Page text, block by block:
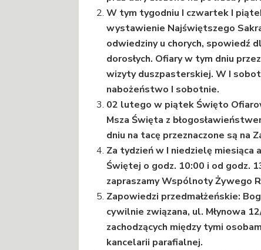
W tym tygodniu I czwartek I
wystawienie Najświętszego
odwiedziny u chorych, spowiedź
dorosłych. Ofiary w tym dniu
wizyty duszpasterskiej. W I
nabożeństwo I sobotnie.
02 lutego w piątek Święto
Msza Święta z
dniu na tacę przeznaczone są na
Za tydzień w I niedzielę miesiąca
Świętej o godz. 10:00 i od godz.
zapraszamy Wspólnoty Żywego
Zapowiedzi przedmałżeńskie:
cywilnie związana, ul. Młynowa
zachodzących między tymi
kancelarii parafialnej.